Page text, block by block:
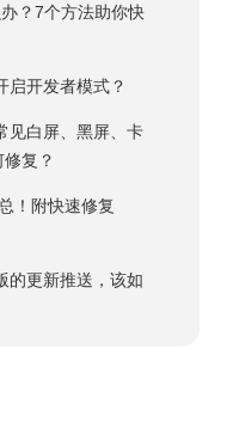
？7个方法助你快
启开发者模式？
见白屏、黑屏、卡
复？
！附快速修复
的更新推送，该如